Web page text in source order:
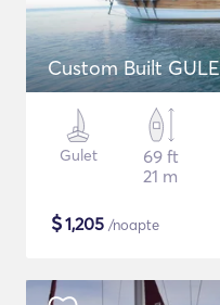
Custom Built
Gulet
69 ft
21 m
$1,205 /noapte